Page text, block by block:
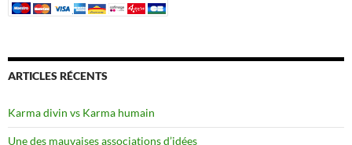
ARTICLES RÉCENTS
Karma divin vs Karma humain
Une des mauvaises associations d’idées